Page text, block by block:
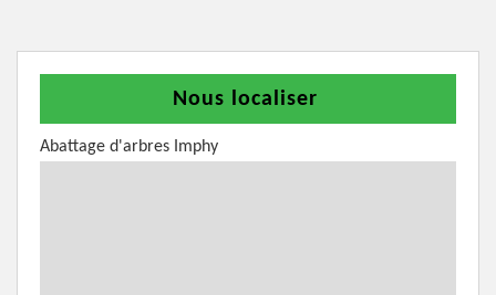
Nous localiser
Abattage d'arbres Imphy